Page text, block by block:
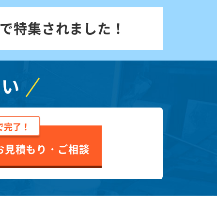
特集されました！
完了！
見積もり・ご相談